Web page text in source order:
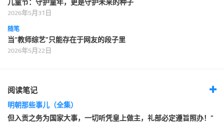
儿童节：守护童年，更是守护未来的种子
2026年5月31日
随笔
当“教师综艺”只能存在于网友的段子里
2026年5月22日
阅读笔记
明朝那些事儿（全集）
但入贡之务为国家大事，一切听凭皇上做主，礼部必定遵旨照办！”